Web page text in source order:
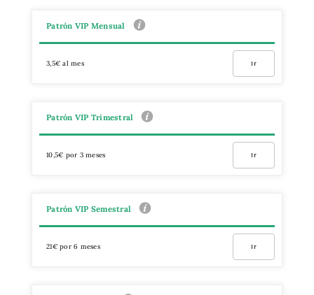
Patrón VIP Mensual
3,5€ al mes Ir
Patrón VIP Trimestral
10,5€ por 3 meses Ir
Patrón VIP Semestral
21€ por 6 meses Ir